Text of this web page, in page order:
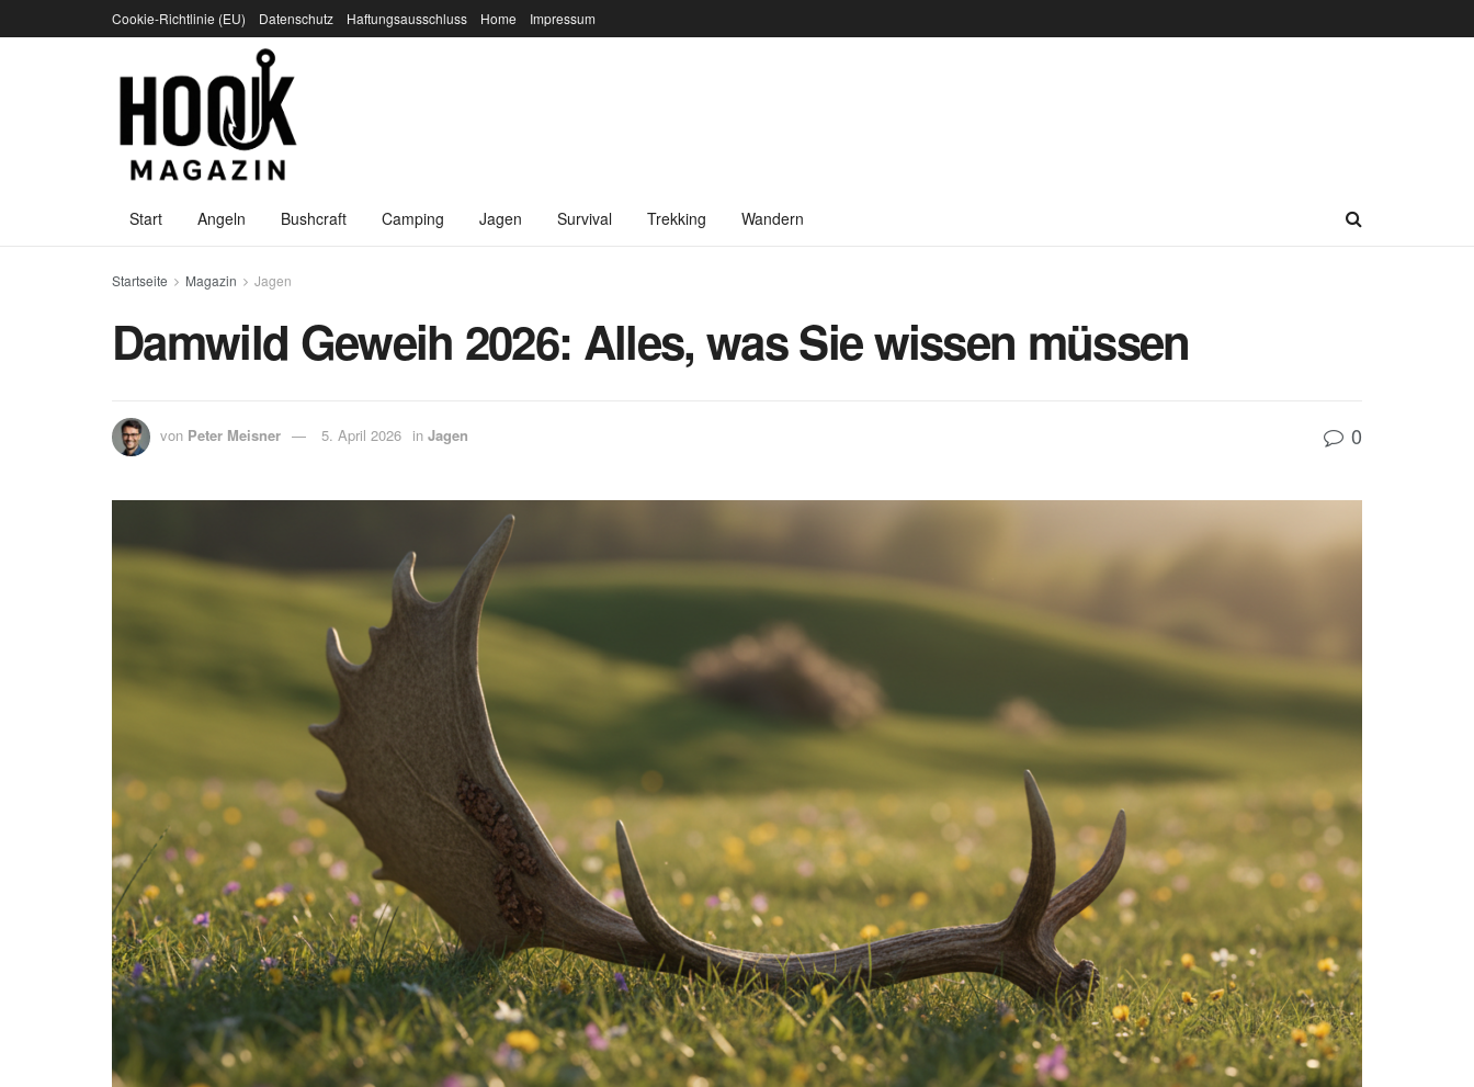
Cookie-Richtlinie (EU) Datenschutz Haftungsausschluss Home Impressum
Start Angeln Bushcraft Camping Jagen Survival Trekking Wandern
Startseite Magazin Jagen
Damwild Geweih 2026: Alles, was Sie wissen müssen
von Peter Meisner 5. April 2026 in Jagen 0